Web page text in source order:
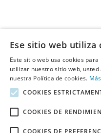
Ese sitio web utiliza
Este sitio web usa cookies
utilizar nuestro sitio web,
nuestra Política de cookies.
COOKIES
COOKIES DE
COOKIES DE